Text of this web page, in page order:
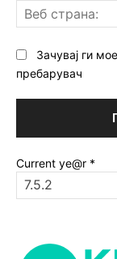
Зачувај ги
пребарувач
Current ye@r *